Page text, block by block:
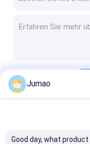
Wire Mesh
Jumao
Good day, what